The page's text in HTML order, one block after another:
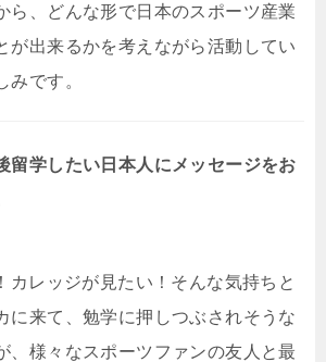
ら、どんな形で日本のスポーツ産業
が出来るかを考えながら活動してい
みです。
留学したい日本人にメッセージをお
！カレッジが見たい！そんな気持ちと
に来て、勉学に押しつぶされそうな
、様々なスポーツファンの友人と最